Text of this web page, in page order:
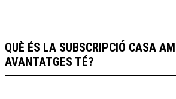
QUÈ ÉS LA SUBSCRIPCIÓ CASA
AVANTATGES TÉ?